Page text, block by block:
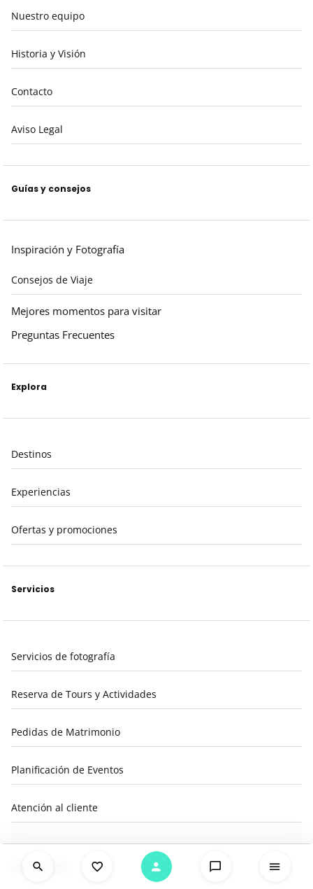
Nuestro equipo
Historia y Visión
Contacto
Aviso Legal
Guías y consejos
Inspiración y Fotografía
Consejos de Viaje
Mejores momentos para visitar
Preguntas Frecuentes
Explora
Destinos
Experiencias
Ofertas y promociones
Servicios
Servicios de fotografía
Reserva de Tours y Actividades
Pedidas de Matrimonio
Planificación de Eventos
Atención al cliente
Comunidad